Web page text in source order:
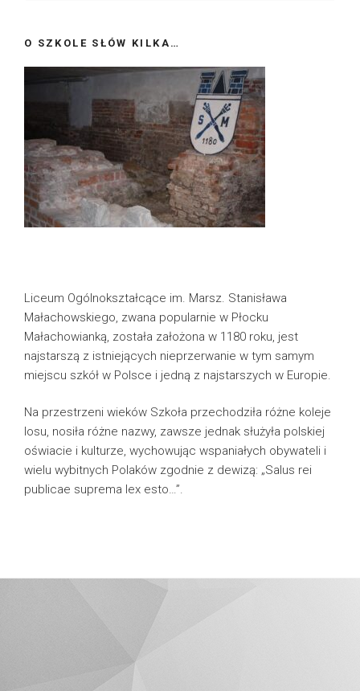
O SZKOLE SŁÓW KILKA…
Liceum Ogólnokształcące im. Marsz. Stanisława
Małachowskiego, zwana popularnie w Płocku
Małachowianką, została założona w 1180 roku, jest
najstarszą z istniejących nieprzerwanie w tym samym
miejscu szkół w Polsce i jedną z najstarszych w Europie.
Na przestrzeni wieków Szkoła przechodziła różne koleje
losu, nosiła różne nazwy, zawsze jednak służyła polskiej
oświacie i kulturze, wychowując wspaniałych obywateli i
wielu wybitnych Polaków zgodnie z dewizą: „Salus rei
publicae suprema lex esto…”.